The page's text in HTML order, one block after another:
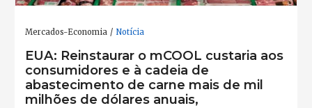
Mercados-Economia Notícia
EUA: Reinstaurar o mCOOL custaria aos
consumidores e à cadeia de
abastecimento de carne mais de mil
milhões de dólares anuais,